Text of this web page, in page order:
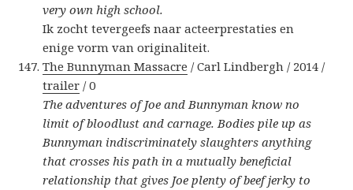
very own high school.
Ik zocht tevergeefs naar acteerprestaties en
enige vorm van originaliteit.
The Bunnyman Massacre / Carl Lindbergh / 2014 /
trailer / 0
The adventures of Joe and Bunnyman know no
limit of bloodlust and carnage. Bodies pile up as
Bunnyman indiscriminately slaughters anything
that crosses his path in a mutually beneficial
relationship that gives Joe plenty of beef jerky to